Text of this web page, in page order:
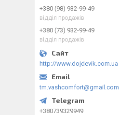
+380 (98) 932-99-49
відділ продажів
+380 (73) 932-99-49
відділ продажів
http://www.dojdevik.com.ua
tm.vashcomfort@gmail.com
+380739329949